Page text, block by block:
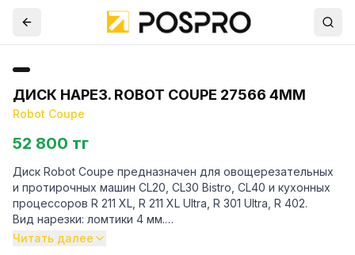
ДИСК НАРЕЗ. ROBOT COUPE 27566 4ММ
Robot Coupe
52 800 тг
Диск Robot Coupe предназначен для овощерезательных
и протирочных машин CL20, CL30 Bistro, CL40 и кухонных
процессоров R 211 XL, R 211 XL Ultra, R 301 Ultra, R 402.
Вид нарезки: ломтики 4 мм.
Артикул производителя 27566. Маркировка на диске ES 4.
Читать далее